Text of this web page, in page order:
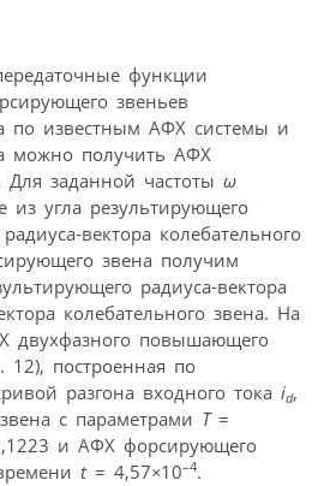
функции
звеньев
по известным АФХ системы и
можно получить АФХ
заданной частоты ω
угла результирующего
вектора колебательного
звена получим
радиуса-вектора
колебательного звена. На
двухфазного повышающего
12), построенная по
разгона входного тока id,
с параметрами T=
и АФХ форсирующего
t= 4,57×10–4.